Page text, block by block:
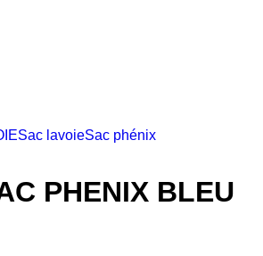
Sac lavoieSac phénix
PHENIX BLEU